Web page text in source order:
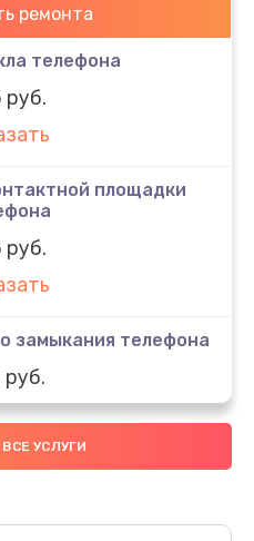
ремонта
телефона
руб.
площадки
руб.
замыкания телефона
руб.
OS телефона
УСЛУГИ